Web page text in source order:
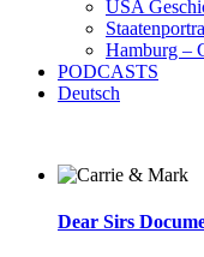
USA
Hamburg –
PODCASTS
Deutsch
Dear Sirs